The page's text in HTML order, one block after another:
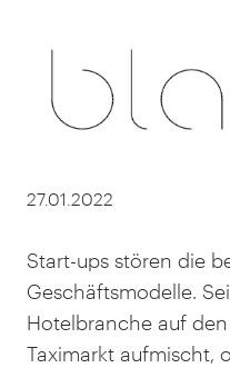
27.01.2022
Start-ups stören die
Geschäftsmodelle.
Hotelbranche auf
Taximarkt aufmischt,